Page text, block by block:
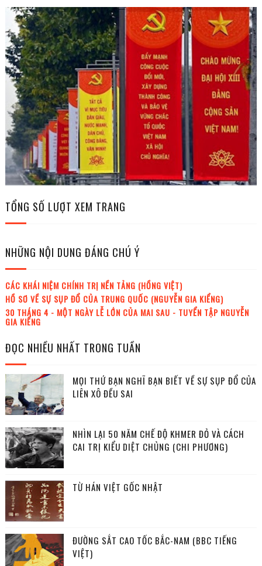
TỔNG SỐ LƯỢT XEM TRANG
NHỮNG NỘI DUNG ĐÁNG CHÚ Ý
CÁC KHÁI NIỆM CHÍNH TRỊ NỀN TẢNG (HỒNG VIỆT)
HỒ SƠ VỀ SỰ SỤP ĐỔ CỦA TRUNG QUỐC (NGUYỄN GIA KIỂNG)
30 THÁNG 4 - MỘT NGÀY LỄ LỚN CỦA MAI SAU - TUYỂN TẬP NGUYỄN
GIA KIỂNG
ĐỌC NHIỀU NHẤT TRONG TUẦN
MỌI THỨ BẠN NGHĨ BẠN BIẾT VỀ SỰ SỤP ĐỔ CỦA
LIÊN XÔ ĐỀU SAI
NHÌN LẠI 50 NĂM CHẾ ĐỘ KHMER ĐỎ VÀ CÁCH
CAI TRỊ KIỂU DIỆT CHỦNG (CHI PHƯƠNG)
TỪ HÁN VIỆT GỐC NHẬT
ĐƯỜNG SẮT CAO TỐC BẮC-NAM (BBC TIẾNG
VIỆT)